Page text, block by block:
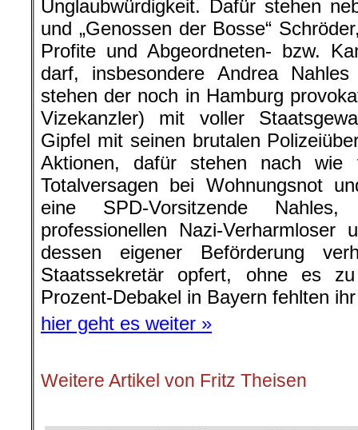
Unglaubwürdigkeit. Dafür stehen
und „Genossen der Bosse“
Profite und Abgeordneten- bzw.
darf, insbesondere Andrea
stehen der noch in Hamburg
Vizekanzler) mit voller
Gipfel mit seinen brutalen
Aktionen, dafür stehen nach wie
Totalversagen bei Wohnungsnot
eine SPD-Vorsitzende
professionellen Nazi-
dessen eigener Beförderung
Staatssekretär opfert, ohne es
Prozent-Debakel in Bayern fehlten
hier geht es weiter »
Weitere Artikel von Fritz Theisen